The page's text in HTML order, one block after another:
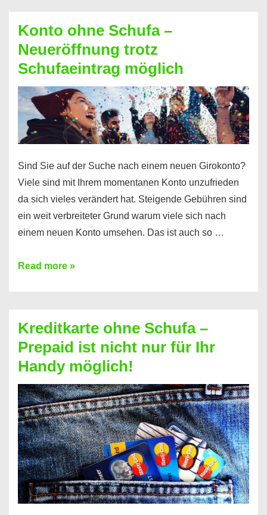
Sie
einen
Kredit
ohne
Einkommensnachweis
Konto ohne Schufa –
Neueröffnung trotz
Schufaeintrag möglich
Sind Sie auf der Suche nach einem neuen Girokonto?
Viele sind mit Ihrem momentanen Konto unzufrieden
da sich vieles verändert hat. Steigende Gebühren sind
ein weit verbreiteter Grund warum viele sich nach
einem neuen Konto umsehen. Das ist auch so …
Konto
Neueröffnung
trotz
Schufaeintrag
möglich
Read more »
Kreditkarte ohne Schufa –
Prepaid ist nicht nur für Ihr
Handy möglich!